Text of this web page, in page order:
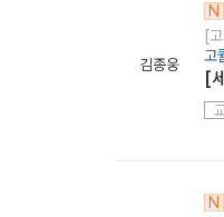
김종웅
N
[
고
[
N